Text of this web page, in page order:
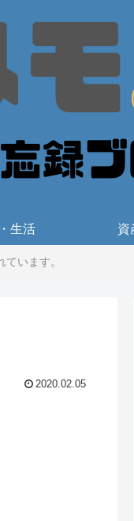
生活 資
います。
2020.02.05